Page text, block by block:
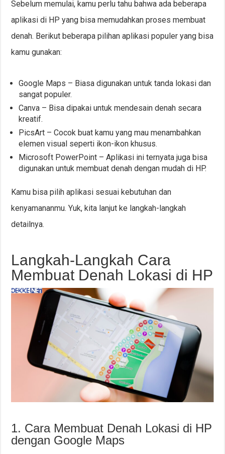
Sebelum memulai, kamu perlu tahu bahwa ada beberapa
aplikasi di HP yang bisa memudahkan proses membuat
denah. Berikut beberapa pilihan aplikasi populer yang bisa
kamu gunakan:
Google Maps – Biasa digunakan untuk tanda lokasi dan
sangat populer.
Canva – Bisa dipakai untuk mendesain denah secara
kreatif.
PicsArt – Cocok buat kamu yang mau menambahkan
elemen visual seperti ikon-ikon khusus.
Microsoft PowerPoint – Aplikasi ini ternyata juga bisa
digunakan untuk membuat denah dengan mudah di HP.
Kamu bisa pilih aplikasi sesuai kebutuhan dan
kenyamananmu. Yuk, kita lanjut ke langkah-langkah
detailnya.
Langkah-Langkah Cara
Membuat Denah Lokasi di HP
1. Cara Membuat Denah Lokasi di HP
dengan Google Maps